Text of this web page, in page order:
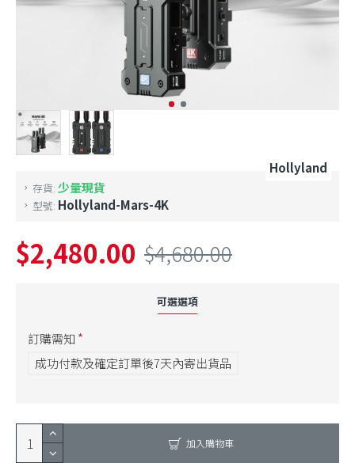
存貨: 少量現貨
型號: Hollyland-Mars-4K
Hollyland
$2,480.00 $4,680.00
可選選項
訂購需知
成功付款及確定訂單後7天內寄出貨品
加入購物車